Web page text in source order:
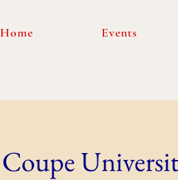
Home Events
Coupe